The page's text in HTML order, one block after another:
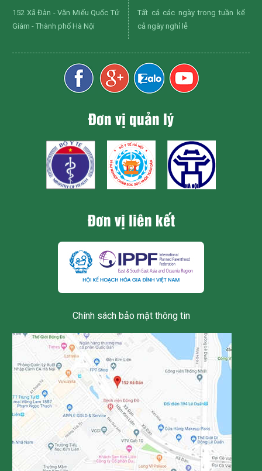
152 Xã Đàn - Văn Miếu Quốc Tử
Giám - Thành phố Hà Nội
Tất cả các ngày trong tuần kể
cả ngày nghỉ lễ
Đơn vị quản lý
Đơn vị liên kết
Chính sách bảo mật thông tin